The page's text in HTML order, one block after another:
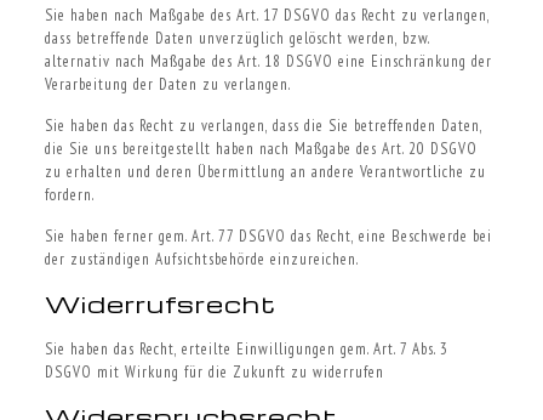
Sie haben nach Maßgabe des Art. 17 DSGVO das Recht zu verlangen,
dass betreffende Daten unverzüglich gelöscht werden, bzw.
alternativ nach Maßgabe des Art. 18 DSGVO eine Einschränkung der
Verarbeitung der Daten zu verlangen.
Sie haben das Recht zu verlangen, dass die Sie betreffenden Daten,
die Sie uns bereitgestellt haben nach Maßgabe des Art. 20 DSGVO
zu erhalten und deren Übermittlung an andere Verantwortliche zu
fordern.
Sie haben ferner gem. Art. 77 DSGVO das Recht, eine Beschwerde bei
der zuständigen Aufsichtsbehörde einzureichen.
Widerrufsrecht
Sie haben das Recht, erteilte Einwilligungen gem. Art. 7 Abs. 3
DSGVO mit Wirkung für die Zukunft zu widerrufen